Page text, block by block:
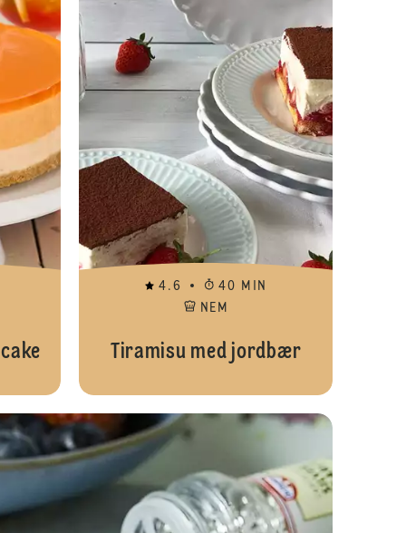
4.6
40 MIN
NEM
Tiramisu med jordbær
Hindbær-makron-cupcakes